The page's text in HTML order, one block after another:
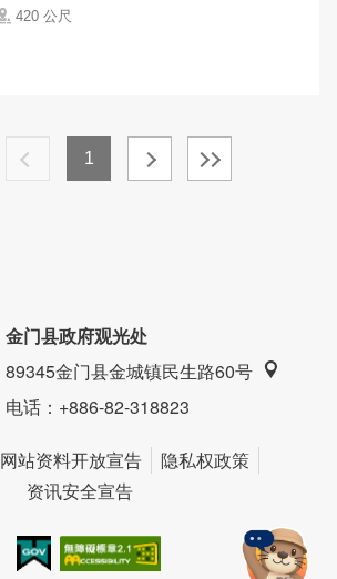
420 公尺
1
金门县政府观光处
89345金门县金城镇民生路60号
电话：+886-82-318823
网站资料开放宣告
隐私权政策
资讯安全宣告